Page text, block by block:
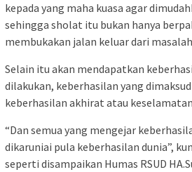
kepada yang maha kuasa agar
sehingga sholat itu bukan hanya
membukakan jalan keluar dari
Selain itu akan mendapatkan
dilakukan, keberhasilan yang
keberhasilan akhirat atau
“Dan semua yang mengejar
dikaruniai pula keberhasilan dunia”,
seperti disampaikan Humas RSUD